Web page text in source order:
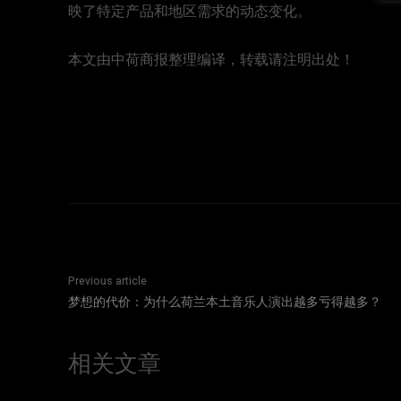
映了特定产品和地区需求的动态变化。
本文由中荷商报整理编译，转载请注明出处！
Previous article
梦想的代价：为什么荷兰本土音乐人演出越多亏得越多？
相关文章